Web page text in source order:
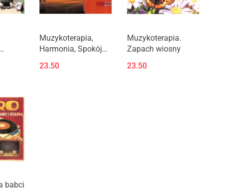
Muzykoterapia,
Harmonia, Spokój
23.50
Muzykoterapia.
Zapach wiosny
23.50
babci